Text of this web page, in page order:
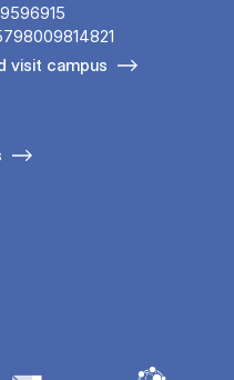
visit campus
tab
a new tab